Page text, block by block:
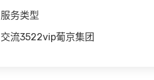
服务类型
交流3522vip葡京集团